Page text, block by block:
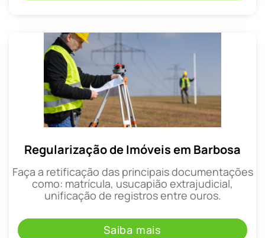
Regularização de Imóveis em Barbosa
Faça a retificação das principais documentações
como: matrícula, usucapião extrajudicial,
unificação de registros entre ouros.
Saiba mais